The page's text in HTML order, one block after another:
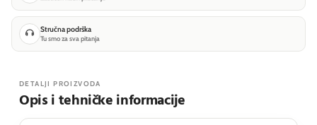
Stručna podrška
Tu smo za sva pitanja
DETALJI PROIZVODA
Opis i tehničke informacije